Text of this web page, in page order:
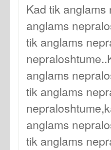
Kad tik
anglams
tik anglams
anglams
tik anglams
anglams
tik anglams